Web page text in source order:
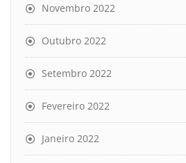
Novembro 2022
Outubro 2022
Setembro 2022
Fevereiro 2022
Janeiro 2022